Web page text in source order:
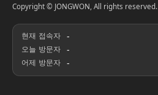
Copyright © JONGWON, All rights reserved.
현재 접속자 -
오늘 방문자 -
어제 방문자 -